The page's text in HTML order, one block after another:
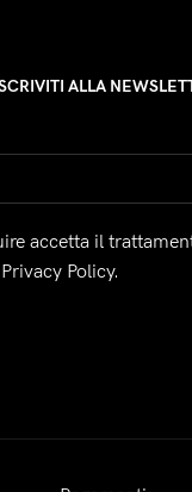
ALLA
accetta il
Policy.